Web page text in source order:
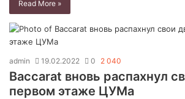
Read More »
admin 19.02.2022 0 2 040
Baccarat вновь распахнул
первом этаже ЦУМа